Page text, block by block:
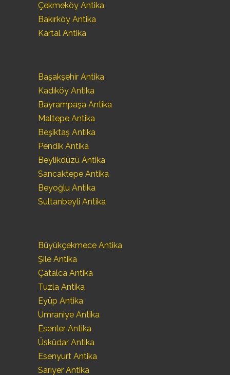
Çekmeköy Antika
Bakırköy Antika
Kartal Antika
Başakşehir Antika
Kadıköy Antika
Bayrampaşa Antika
Maltepe Antika
Beşiktaş Antika
Pendik Antika
Beylikdüzü Antika
Sancaktepe Antika
Beyoğlu Antika
Sultanbeyli Antika
Büyükçekmece Antika
Şile Antika
Çatalca Antika
Tuzla Antika
Eyüp Antika
Ümraniye Antika
Esenler Antika
Üsküdar Antika
Esenyurt Antika
Sarıyer Antika